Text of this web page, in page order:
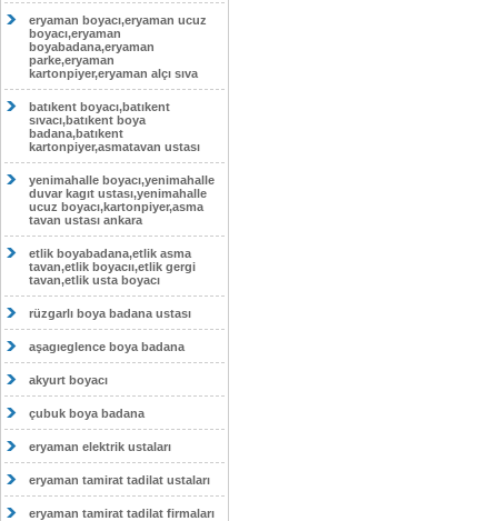
eryaman boyacı,eryaman ucuz
boyacı,eryaman
boyabadana,eryaman
parke,eryaman
kartonpiyer,eryaman alçı sıva
batıkent boyacı,batıkent
sıvacı,batıkent boya
badana,batıkent
kartonpiyer,asmatavan ustası
yenimahalle boyacı,yenimahalle
duvar kagıt ustası,yenimahalle
ucuz boyacı,kartonpiyer,asma
tavan ustası ankara
etlik boyabadana,etlik asma
tavan,etlik boyacıı,etlik gergi
tavan,etlik usta boyacı
rüzgarlı boya badana ustası
aşagıeglence boya badana
akyurt boyacı
çubuk boya badana
eryaman elektrik ustaları
eryaman tamirat tadilat ustaları
eryaman tamirat tadilat firmaları